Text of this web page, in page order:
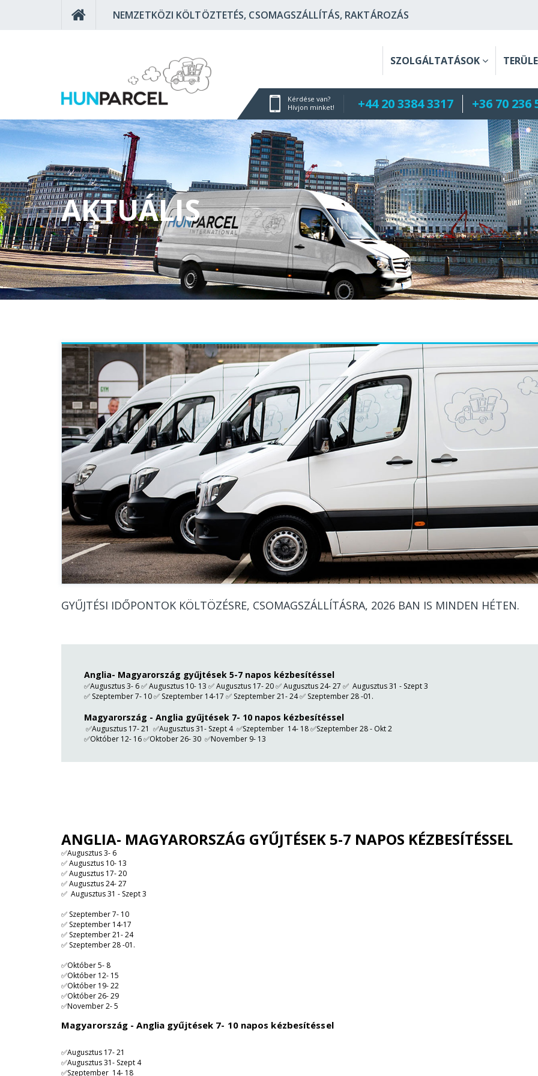
NEMZETKÖZI KÖLTÖZTETÉS, CSOMAGSZÁLLÍTÁS, RAKTÁROZÁS
SZOLGÁLTATÁSOK
Kérdése van?
Hívjon minket!
+44 20 3384 3317 +36 70 236
AKTUÁLIS
GYŰJTÉSI IDŐPONTOK KÖLTÖZÉSRE, CSOMAGSZÁLLÍTÁSRA, 2026 BAN IS MINDEN HÉTEN.
Anglia- Magyarország gyűjtések 5-7 napos kézbesítéssel
✅Augusztus 3- 6 ✅ Augusztus 10- 13 ✅ Augusztus 17- 20 ✅ Augusztus 24- 27 ✅ Augusztus 31 - Szept 3
✅ Szeptember 7- 10 ✅ Szeptember 14-17 ✅ Szeptember 21- 24 ✅ Szeptember 28 -01.
Magyarország - Anglia gyűjtések 7- 10 napos kézbesítéssel
✅Augusztus 17- 21 ✅Augusztus 31- Szept 4 ✅Szeptember 14- 18 ✅Szeptember 28 - Okt 2
✅Október 12- 16 ✅Oktober 26- 30 ✅November 9- 13
ANGLIA- MAGYARORSZÁG GYŰJTÉSEK 5-7 NAPOS KÉZBESÍTÉSSEL
✅Augusztus 3- 6
✅ Augusztus 10- 13
✅ Augusztus 17- 20
✅ Augusztus 24- 27
✅ Augusztus 31 - Szept 3
✅ Szeptember 7- 10
✅ Szeptember 14-17
✅ Szeptember 21- 24
✅ Szeptember 28 -01.
✅Október 5- 8
✅Október 12- 15
✅Október 19- 22
✅Október 26- 29
✅November 2- 5
Magyarország - Anglia gyűjtések 7- 10 napos kézbesítéssel
✅Augusztus 17- 21
✅Augusztus 31- Szept 4
✅Szeptember 14- 18
“Nyugodt szívvel ajánlanám
a Hunparcelt mindenkinek,
akinek gyors, megbízható,
pontos és olcsó szállításra
van szüksége
Magyarország és Nagy
Britannia között. Minden az
előre egyeztetett
időrendnek megfelelően
történt, hétvégi szállításra
is vállalkoztak, egy nehéz
darabot a második
emeletre kellett felhozni,
Dani ezt is megoldotta
külön segítséggel. Örömmel
fordulok a Hunparcelhez
ADAM2014. OKTÓBER 14.
” Thanx Daniel for a job well
done. You were quick, polite
and efficient."
2013. MÁJUS 21.
CSOMAGSZÁLLÍTÁS
ANGLIÁBA, GYORSAN ÉS
KITÖLTÉSI